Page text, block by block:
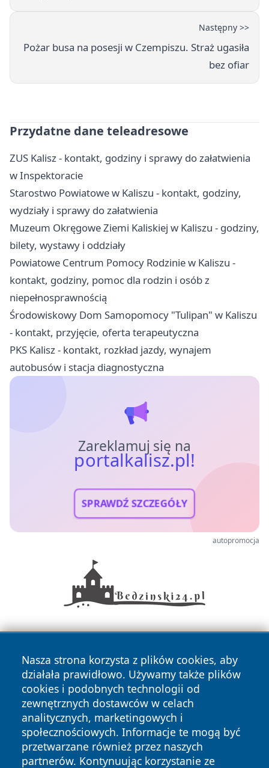
Następny >>
Pożar busa na posesji w Czempiszu. Straż ugasiła
bez ofiar
Przydatne dane teleadresowe
ZUS Kalisz - kontakt, godziny i sprawy do załatwienia
w Inspektoracie
Starostwo Powiatowe w Kaliszu - kontakt, godziny,
wydziały i sprawy do załatwienia
Muzeum Okręgowe Ziemi Kaliskiej w Kaliszu - godziny,
bilety, wystawy i oddziały
Powiatowe Centrum Pomocy Rodzinie w Kaliszu -
kontakt, godziny, pomoc dla rodzin i osób z
niepełnosprawnością
Środowiskowy Dom Samopomocy "Tulipan" w Kaliszu
- kontakt, przyjęcie, oferta terapeutyczna
PKS Kalisz - kontakt, rozkład jazdy, wynajem
autobusów i stacja diagnostyczna
Zareklamuj się na
portalkalisz.pl!
SPRAWDŹ SZCZEGÓŁY
autopromocja
Nasza strona korzysta z plików cookies, aby
działała prawidłowo. Używamy także plików
cookies i podobnych technologii od
zewnętrznych dostawców w celach
analitycznych, marketingowych i
społecznościowych. Informacje te mogą być
przetwarzane również przez naszych
partnerów. Kontynuując korzystanie ze
Copyright © 2026 portalkalisz.pl Wszystkie prawa
zastrzeżone.
Polityka Polityka